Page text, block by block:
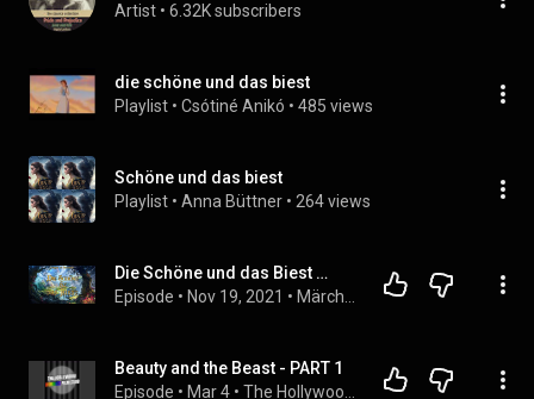
Artist • 6.32K subscribers
die schöne und das biest
Playlist • Csótiné Anikó • 485 views
Schöne und das biest
Playlist • Anna Büttner • 264 views
Die Schöne und das Biest 👧🏻👹 (ein Märchen zum Träumen und Einschlafen - Hörbuch)
Episode • Nov 19, 2021 •
Beauty and the Beast - PART 1
Episode • Mar 4 •